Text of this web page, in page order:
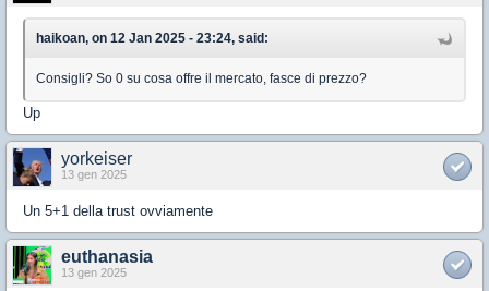
haikoan, on 12 Jan 2025 - 23:24, said:
Consigli? So 0 su cosa offre il mercato, fasce di prezzo?
Up
yorkeiser
13 gen 2025
Un 5+1 della trust ovviamente
euthanasia
13 gen 2025